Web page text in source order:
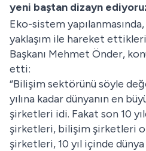
yeni baştan dizayn
Eko-sistem
yaklaşım ile hareket
Başkanı Mehmet Önder,
etti:
“Bilişim sektörünü söyle
yılına kadar dünyanın en
şirketleri idi. Fakat son 10
şirketleri, bilişim şirketleri
şirketleri, 10 yıl içinde